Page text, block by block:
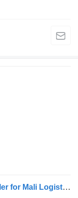
Titan 3 Axle 40FT Flat Bed Semi Trailer for Mali Logistics